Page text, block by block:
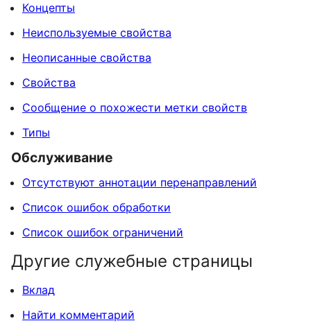
Концепты
Неиспользуемые свойства
Неописанные свойства
Свойства
Сообщение о похожести метки свойств
Типы
Обслуживание
Отсутствуют аннотации перенаправлений
Список ошибок обработки
Список ошибок ограничений
Другие служебные страницы
Вклад
Найти комментарий